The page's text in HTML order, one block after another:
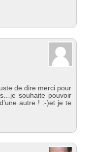
de dire merci pour
souhaite pouvoir
autre ! :-)et je te